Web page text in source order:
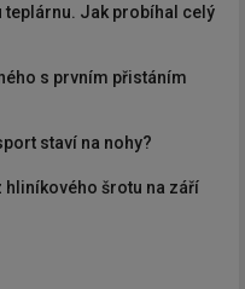
Jak probíhal celý
s prvním přistáním
staví na nohy?
hliníkového šrotu na září